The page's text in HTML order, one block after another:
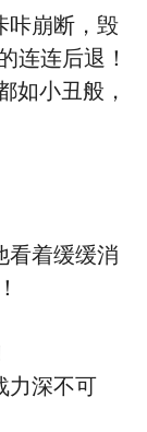
咔崩断，毁
连连后退！
如小丑般，
看着缓缓消
力深不可